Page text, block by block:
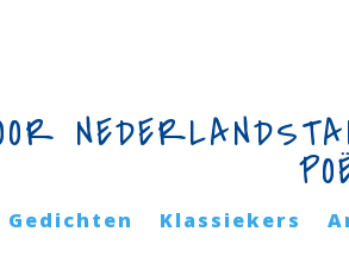
Gedichten Klassiekers